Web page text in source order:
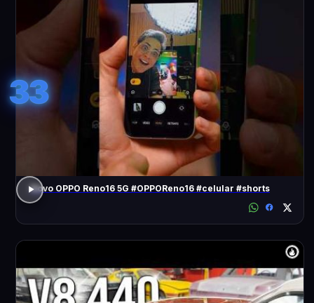
33
Novo OPPO Reno16 5G #OPPOReno16 #celular #shorts